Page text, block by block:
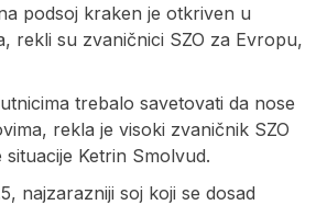
podsoj kraken je otkriven u
rekli su zvaničnici SZO za Evropu,
trebalo savetovati da nose
rekla je visoki zvaničnik SZO
Ketrin Smolvud.
najzarazniji soj koji se dosad